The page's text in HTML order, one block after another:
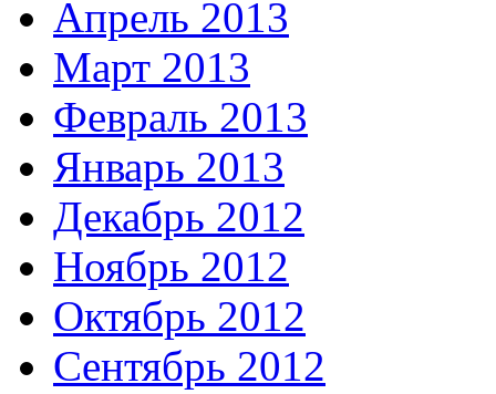
Апрель 2013
Март 2013
Февраль 2013
Январь 2013
Декабрь 2012
Ноябрь 2012
Октябрь 2012
Сентябрь 2012